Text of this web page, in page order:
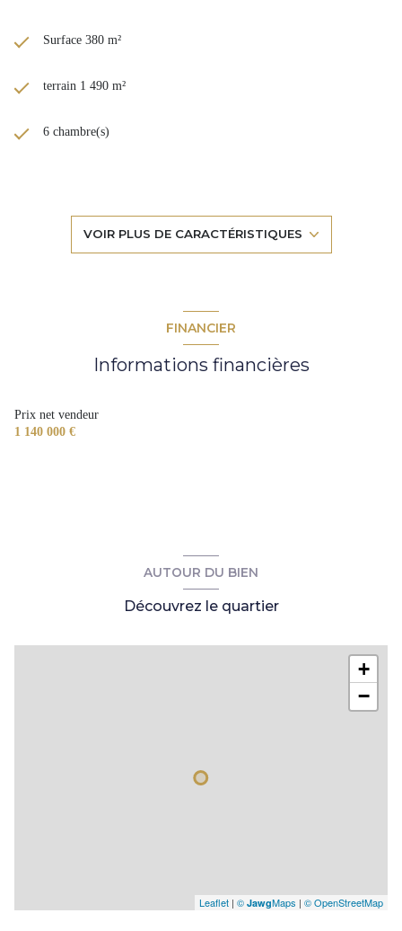
Surface 380 m²
terrain 1 490 m²
6 chambre(s)
Chauffage individuel : au sol (gaz)
3 parking(s)
VOIR PLUS DE CARACTÉRISTIQUES
FINANCIER
Informations financières
Prix net vendeur
1 140 000 €
AUTOUR DU BIEN
Découvrez le quartier
+
−
Leaflet | © JawgMaps | © OpenStreetMap